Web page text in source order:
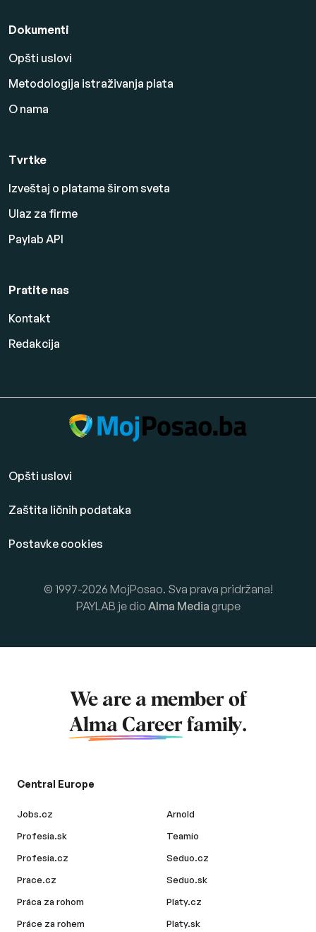
Dokumenti
Opšti uslovi
Metodologija istraživanja plata
O nama
Tvrtke
Izveštaj o platama širom sveta
Ulaz za firme
Paylab API
Pratite nas
Kontakt
Redakcija
Opšti uslovi
Zaštita ličnih podataka
Postavke cookies
© 1997-2026 MojPosao. Sva prava pridržana!
PAYLAB je dio Alma Media grupe
We are a member of
Alma Career family.
Central Europe
Jobs.cz
Profesia.sk
Profesia.cz
Prace.cz
Práca za rohom
Práce za rohem
Arnold
Teamio
Seduo.cz
Seduo.sk
Platy.cz
Platy.sk